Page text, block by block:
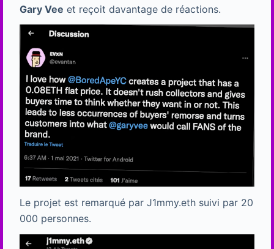
Gary Vee et reçoit davantage de réactions.
Le projet est remarqué par J1mmy.eth suivi par 20
000 personnes.